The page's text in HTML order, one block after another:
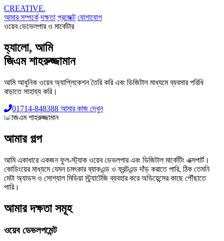
CREATIVE.
আমার সম্পর্কে দক্ষতা প্রজেক্ট যোগাযোগ
ওয়েব ডেভেলপার ও মার্কেটার
হ্যালো, আমি
জিএম শাহরুজ্জামান
আমি আধুনিক ওয়েব অ্যাপ্লিকেশন তৈরি করি এবং ডিজিটাল মাধ্যমে ব্যবসার পরিধি
বাড়াতে সাহায্য করি।
01714-848388 আমার কাজ দেখুন
আমার গল্প
আমি একাধারে একজন ফুল-স্ট্যাক ওয়েব ডেভলপার এবং ডিজিটাল মার্কেটিং এক্সপার্ট।
কোডিংয়ের মাধ্যমে যেমন চমৎকার ব্যাকএন্ড ও ফ্রন্টএন্ড দাঁড় করাতে পারি, ঠিক তেমনি
মেটা অ্যাডস ও সোশ্যাল মিডিয়া স্ট্র্যাটেজি ব্যবহার করে অডিয়েন্সের কাছে পৌঁছাতে
পারি।
আমার দক্ষতা সমূহ
ওয়েব ডেভলপমেন্ট